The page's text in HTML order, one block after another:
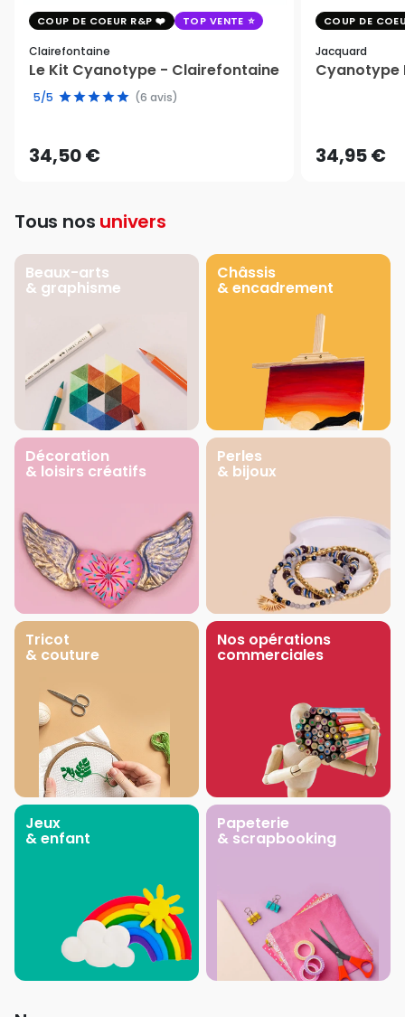
COUP DE COEUR R&P TOP VENTE
Clairefontaine
Le Kit Cyanotype - Clairefontaine
5/5 (6 avis)
34,50 €
COUP DE
Jacquard
Cyanotype
34,95 €
Tous nos univers
Beaux-arts
& graphisme
Châssis
& encadrement
Décoration
& loisirs créatifs
Perles
& bijoux
Tricot
& couture
Nos opérations
commerciales
Jeux
& enfant
Papeterie
& scrapbooking